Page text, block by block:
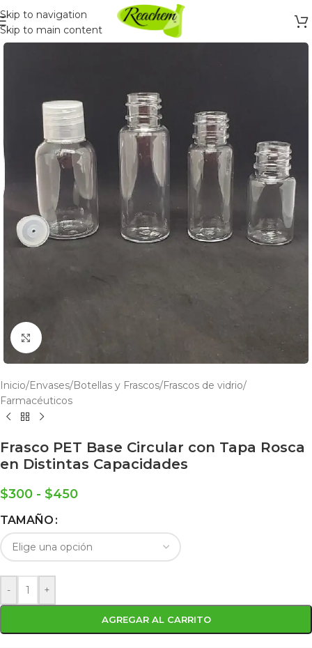
Skip to navigation
Skip to main content
Click to enlarge
Inicio/Envases/Botellas y Frascos/Frascos de vidrio/
Farmacéuticos
Frasco PET Base Circular con Tapa Rosca
en Distintas Capacidades
$300 - $450
TAMAÑO
- +
AGREGAR AL CARRITO